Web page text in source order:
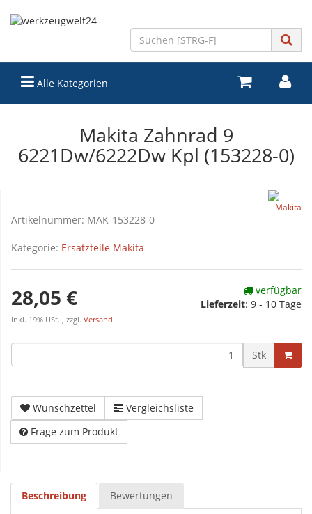
Alle Kategorien
Makita Zahnrad 9
6221Dw/6222Dw Kpl (153228-0)
Artikelnummer: MAK-153228-0
Kategorie: Ersatzteile Makita
28,05 €
inkl. 19% USt. , zzgl. Versand
verfügbar
Lieferzeit: 9 - 10 Tage
Stk
Wunschzettel
Vergleichsliste
Frage zum Produkt
Beschreibung Bewertungen